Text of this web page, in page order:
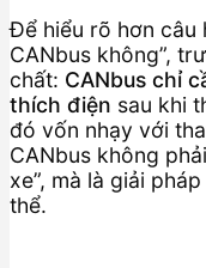
Để hiểu rõ hơn câu
CANbus không”,
chất: CANbus chỉ
thích điện sau khi
đó vốn nhạy với
CANbus không
xe”, mà là giải
thể.